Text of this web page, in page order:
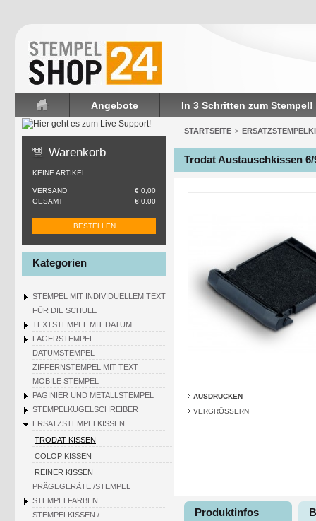
Startseite
Angebote In 3 Schritten zum Stempel!
Warenkorb
KEINE ARTIKEL
VERSAND
€ 0,00
GESAMT
€ 0,00
BESTELLEN
Kategorien
STEMPEL MIT INDIVIDUELLEM TEXT
FÜR DIE SCHULE
TEXTSTEMPEL MIT DATUM
LAGERSTEMPEL
DATUMSTEMPEL
ZIFFERNSTEMPEL MIT TEXT
MOBILE STEMPEL
PAGINIER UND METALLSTEMPEL
STEMPELKUGELSCHREIBER
ERSATZSTEMPELKISSEN
TRODAT KISSEN
COLOP KISSEN
REINER KISSEN
PRÄGEGERÄTE /STEMPEL
STEMPELFARBEN
STEMPELKISSEN /
STARTSEITE >
Trodat Austauschkissen 6/
AUSDRUCKEN
VERGRÖSSERN
Produktinfos